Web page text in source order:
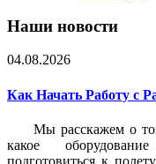
Наши новости
04.08.2026
Как Начать Работу с
Мы расскажем о
какое
подготовиться к